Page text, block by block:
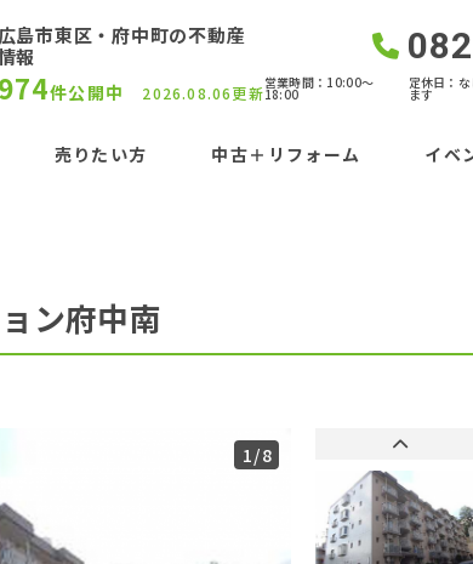
広島市東区・府中町の不動産
報
974件公開中 2026.08.06更新
営業時間：10:00〜
18:00
定休日：
ます
売りたい方 中古＋リフォーム イベ
ン府中南
1/8